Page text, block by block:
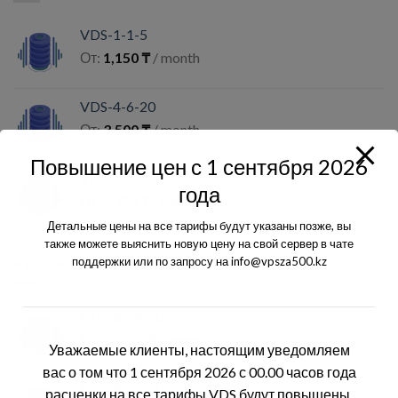
VDS-1-1-5
От: 1,150₸ / month
VDS-4-6-20
От:3,500₸/ month
VDS-2-2-25
/ month
РЕКОМЕНДУЕМЫЕ
VDS-8-32-500
Повышение цен с 1 сентября 2026
года
Детальные цены на все тарифы будут указаны позже, вы
также можете выяснить новую цену на свой сервер в чате
поддержки или по запросу на info@vpsza500.kz
Уважаемые клиенты, настоящим уведомляем
вас о том что 1 сентября 2026 с 00.00 часов года
расценки на все тарифы VDS будут повышены.